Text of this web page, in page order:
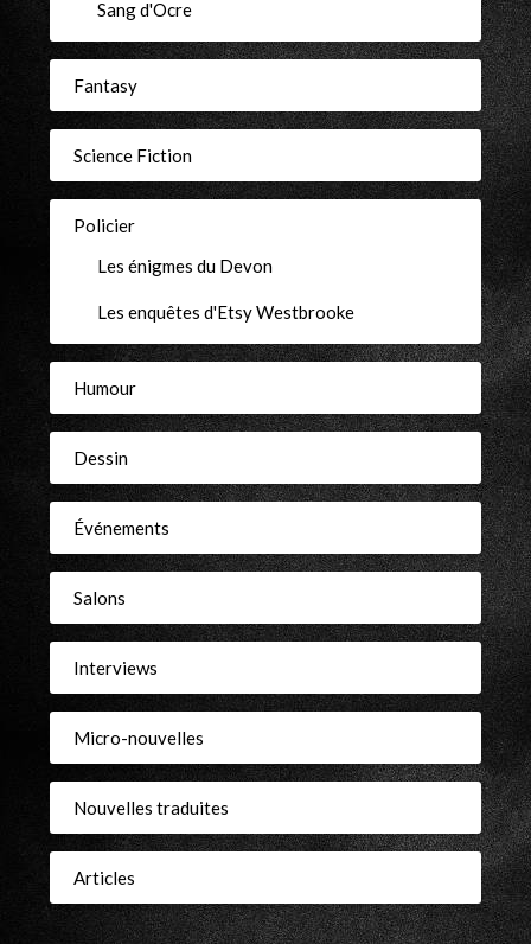
Sang d'Ocre
Fantasy
Science Fiction
Policier
Les énigmes du Devon
Les enquêtes d'Etsy Westbrooke
Humour
Dessin
Événements
Salons
Interviews
Micro-nouvelles
Nouvelles traduites
Articles